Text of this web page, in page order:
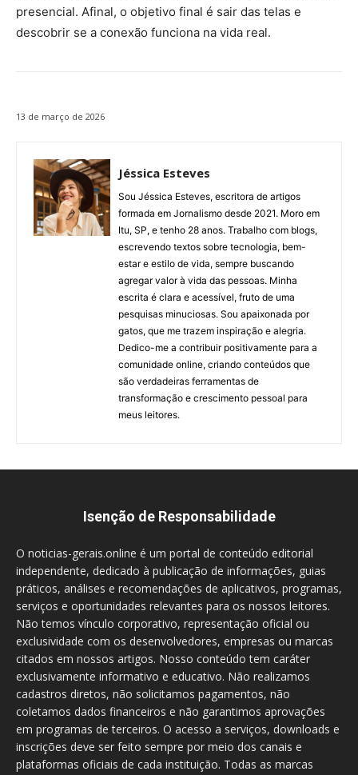
presencial. Afinal, o objetivo final é sair das telas e
descobrir se a conexão funciona na vida real.
13 de março de 2026
Jéssica Esteves
Sou Jéssica Esteves, escritora de artigos
formada em Jornalismo desde 2021. Moro em
Itu, SP, e tenho 28 anos. Trabalho com blogs,
escrevendo textos sobre tecnologia, bem-
estar e estilo de vida, sempre buscando
agregar valor à vida das pessoas. Minha
escrita é clara e acessível, fruto de uma
pesquisas minuciosas. Sou apaixonada por
gatos, que me trazem inspiração e alegria.
Dedico-me a contribuir positivamente para a
comunidade online, criando conteúdos que
são verdadeiras ferramentas de
transformação e crescimento pessoal para
meus leitores.
Isenção de Responsabilidade
O noticias-gerais.online é um portal de conteúdo editorial
independente, dedicado à publicação de informações, guias
práticos, análises e recomendações de aplicativos, programas,
serviços e oportunidades relevantes para os nossos leitores.
Não temos vínculo corporativo, representação oficial ou
exclusividade com os desenvolvedores, empresas ou marcas
citados em nossos artigos. Nosso conteúdo tem caráter
exclusivamente informativo e educativo. Não realizamos
cadastros diretos, não solicitamos pagamentos, não
coletamos dados financeiros e não garantimos aprovações
em programas de terceiros. O acesso a serviços, downloads e
inscrições deve ser feito sempre por meio dos canais e
plataformas oficiais de cada instituição. Todas as marcas